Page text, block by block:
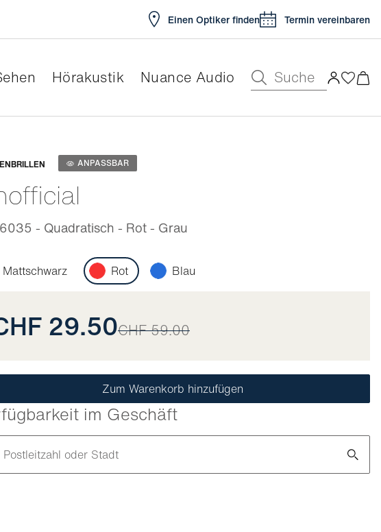
Einen Optiker finden Termin vereinbaren
Hörakustik Nuance Audio Suche
ANPASSBAR
- Quadratisch - Rot - Grau
Mattschwarz Rot Blau
29.50CHF 59.00
Zum Warenkorb hinzufügen
im Geschäft
Postleitzahl oder Stadt